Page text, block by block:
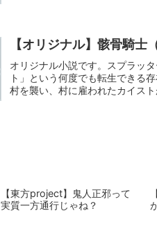
【オリジナル】骸骨騎士
オリジナル小説です。スプラッ
ト」という何度でも転生できる
村を襲い、村に雇われたカイス
【東方project】鬼人正邪って
実質一方通行じゃね？